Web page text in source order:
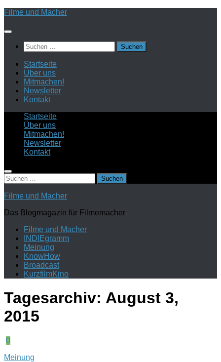
Zum
springen
Filme und Macher
Suchen
nach:
Startseite
Über uns
Mitmachen!
Newsletter
Kontakt
Startseite
Über uns
Mitmachen!
Newsletter
Kontakt
Suchen
nach:
Filme und Macher
Das Blogmagazin für Filmemacher
Filme und Macher
INDIEgramm
Meinung
KnowHow
Broadcast
KurzfilmKino
Tagesarchiv: August 3,
2015
0
Meinung